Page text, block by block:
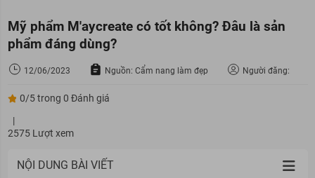
Mỹ phẩm M'aycreate có tốt không? Đâu là sản
phẩm đáng dùng?
12/06/2023 Nguồn: Cẩm nang làm đẹp Người đăng:
0/5 trong 0 Đánh giá
|
2575 Lượt xem
NỘI DUNG BÀI VIẾT